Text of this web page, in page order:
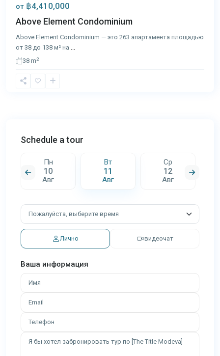
от ฿4,410,000
Above Element Condominium
Above Element Condominium — это 263 апартамента площадью
от 38 до 138 м² на
38 m2
Schedule a tour
Пн
10
Авг
Вт
11
Авг
Ср
12
Авг
Лично видеочат
Ваша информация